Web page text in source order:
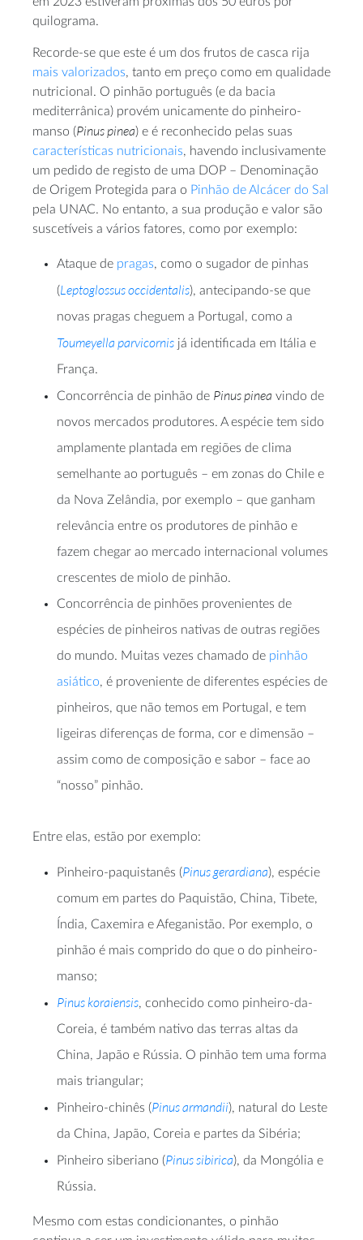
quilograma.
Recorde-se que este é um dos frutos de casca rija
mais valorizados, tanto em preço como em qualidade
nutricional. O pinhão português (e da bacia
mediterrânica) provém unicamente do pinheiro-
manso (Pinus pinea) e é reconhecido pelas suas
características nutricionais, havendo inclusivamente
um pedido de registo de uma DOP – Denominação
de Origem Protegida para o Pinhão de Alcácer do Sal
pela UNAC. No entanto, a sua produção e valor são
suscetíveis a vários fatores, como por exemplo:
Ataque de pragas, como o sugador de pinhas
(Leptoglossus occidentalis), antecipando-se que
novas pragas cheguem a Portugal, como a
Toumeyella parvicornis já identificada em Itália e
França.
Concorrência de pinhão de Pinus pinea vindo de
novos mercados produtores. A espécie tem sido
amplamente plantada em regiões de clima
semelhante ao português – em zonas do Chile e
da Nova Zelândia, por exemplo – que ganham
relevância entre os produtores de pinhão e
fazem chegar ao mercado internacional volumes
crescentes de miolo de pinhão.
Concorrência de pinhões provenientes de
espécies de pinheiros nativas de outras regiões
do mundo. Muitas vezes chamado de pinhão
asiático, é proveniente de diferentes espécies de
pinheiros, que não temos em Portugal, e tem
ligeiras diferenças de forma, cor e dimensão –
assim como de composição e sabor – face ao
“nosso” pinhão.
Entre elas, estão por exemplo:
Pinheiro-paquistanês (Pinus gerardiana), espécie
comum em partes do Paquistão, China, Tibete,
Índia, Caxemira e Afeganistão. Por exemplo, o
pinhão é mais comprido do que o do pinheiro-
manso;
Pinus koraiensis, conhecido como pinheiro-da-
Coreia, é também nativo das terras altas da
China, Japão e Rússia. O pinhão tem uma forma
mais triangular;
Pinheiro-chinês (Pinus armandii), natural do Leste
da China, Japão, Coreia e partes da Sibéria;
Pinheiro siberiano (Pinus sibirica), da Mongólia e
Rússia.
Mesmo com estas condicionantes, o pinhão